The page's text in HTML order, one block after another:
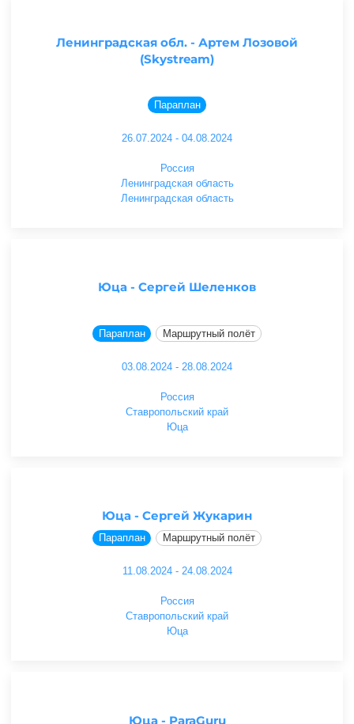
Ленинградская обл. - Артем Лозовой
(Skystream)
Параплан
26.07.2024 - 04.08.2024
Россия
Ленинградская область
Ленинградская область
Юца - Сергей Шеленков
Параплан Маршрутный полёт
03.08.2024 - 28.08.2024
Россия
Ставропольский край
Юца
Юца - Сергей Жукарин
Параплан Маршрутный полёт
11.08.2024 - 24.08.2024
Россия
Ставропольский край
Юца
Юца - ParaGuru